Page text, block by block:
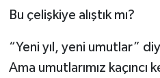
Bu çelişkiye alıştık mı?
“Yeni yıl, yeni umutlar”
Ama umutlarımız kaçıncı